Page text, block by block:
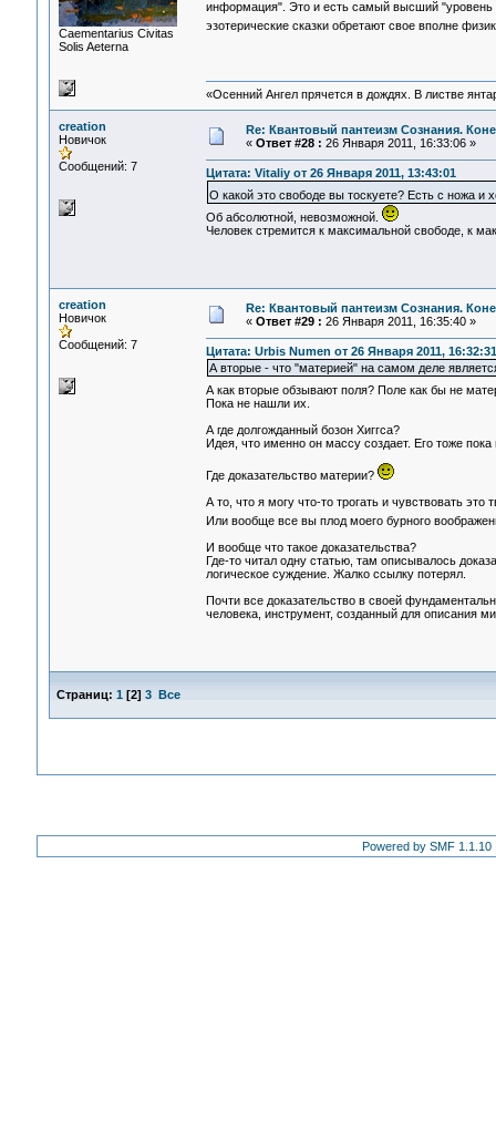
Сaementarius Civitas
Solis Aeterna
информация". Это и есть самый высший "уровень
эзотерические сказки обретают свое вполне
«Осенний Ангел прячется в дождях. В листве
creation
Новичок
Сообщений: 7
Re: Квантовый пантеизм Сознания.
« Ответ #28 : 26 Января 2011, 16:33:06 »
Цитата: Vitaliy от 26 Января 2011, 13:43:01
О какой это свободе вы тоскуете? Есть с ножа и
Об абсолютной, невозможной.
Человек стремится к максимальной свободе, к
creation
Новичок
Сообщений: 7
Re: Квантовый пантеизм Сознания.
« Ответ #29 : 26 Января 2011, 16:35:40 »
Цитата: Urbis Numen от 26 Января 2011, 16:32:31
А вторые - что "материей" на самом деле
А как вторые обзывают поля? Поле как бы не
Пока не нашли их.
А где долгожданный бозон Хиггса?
Идея, что именно он массу создает. Его тоже
Где доказательство материи?
А то, что я могу что-то трогать и чувствовать
Или вообще все вы плод моего бурного
И вообще что такое доказательства?
Где-то читал одну статью, там описывалось
логическое суждение. Жалко ссылку потерял.
Почти все доказательство в своей
человека, инструмент, созданный для описания
Страниц: 1 [2] 3 Все
Powered by SMF 1.1.10